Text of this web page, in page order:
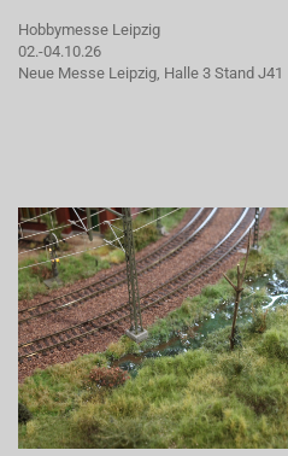
Hobbymesse Leipzig
02.-04.10.26
Neue Messe Leipzig, Halle 3 Stand J41